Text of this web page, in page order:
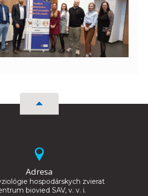
Adresa
hospodárskych zvierat
biovied SAV, v. v. i.